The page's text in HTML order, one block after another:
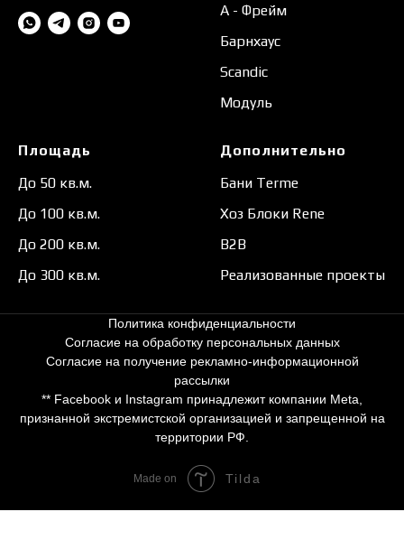
А - Фрейм
Барнхаус
Scandic
Модуль
Площадь
До 50 кв.м.
До 100 кв.м.
До 200 кв.м.
До 300 кв.м.
Дополнительно
Бани Terme
Хоз Блоки Rene
B2B
Реализованные проекты
Политика конфиденциальности
Согласие на обработку персональных данных
Согласие на получение рекламно-информационной
рассылки
** Facebook и Instagram принадлежит компании Meta,
признанной экстремистской организацией и запрещенной на
территории РФ.
Made on Tilda